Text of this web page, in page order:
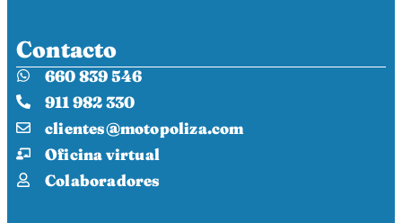
Contacto
660 839 546
911 982 330
clientes@motopoliza.com
Oficina virtual
Colaboradores